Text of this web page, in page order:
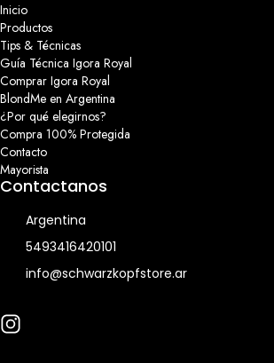
Inicio
Productos
Tips & Técnicas
Guía Técnica Igora Royal
Comprar Igora Royal
BlondMe en Argentina
¿Por qué elegirnos?
Compra 100% Protegida
Contacto
Mayorista
Contactanos
Argentina
5493416420101
info@schwarzkopfstore.ar